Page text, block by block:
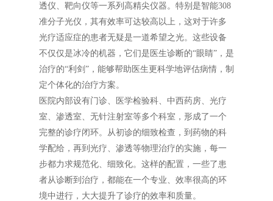
透仪、靶向仪等一系列高精尖仪器。特别是智能308
准分子光仪，其有效率可达较高以上，这对于许多
光疗适应症的患者无疑是一道希望之光。这些设备
不仅仅是冰冷的机器，它们是医生诊断的“眼睛”，是
治疗的“利剑”，能够帮助医生更科学地评估病情，制
定个体化的治疗方案。
医院内部设有门诊、医学检验科、中西药房、光疗
室、渗透室、无针注射室等多个科室，形成了一个
完整的诊疗闭环。从初诊的细致检查，到药物的科
学配给，再到光疗、渗透等物理治疗的实施，每一
步都力求规范化、细致化。这样的配置，一些了患
者从诊断到治疗，都能在一个专业、效率很高的环
境中进行，大大提升了诊疗的效率和质量。